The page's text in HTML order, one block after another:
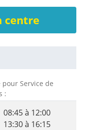
centre
Service de
:
08:45 à 12:00
13:30 à 16:15